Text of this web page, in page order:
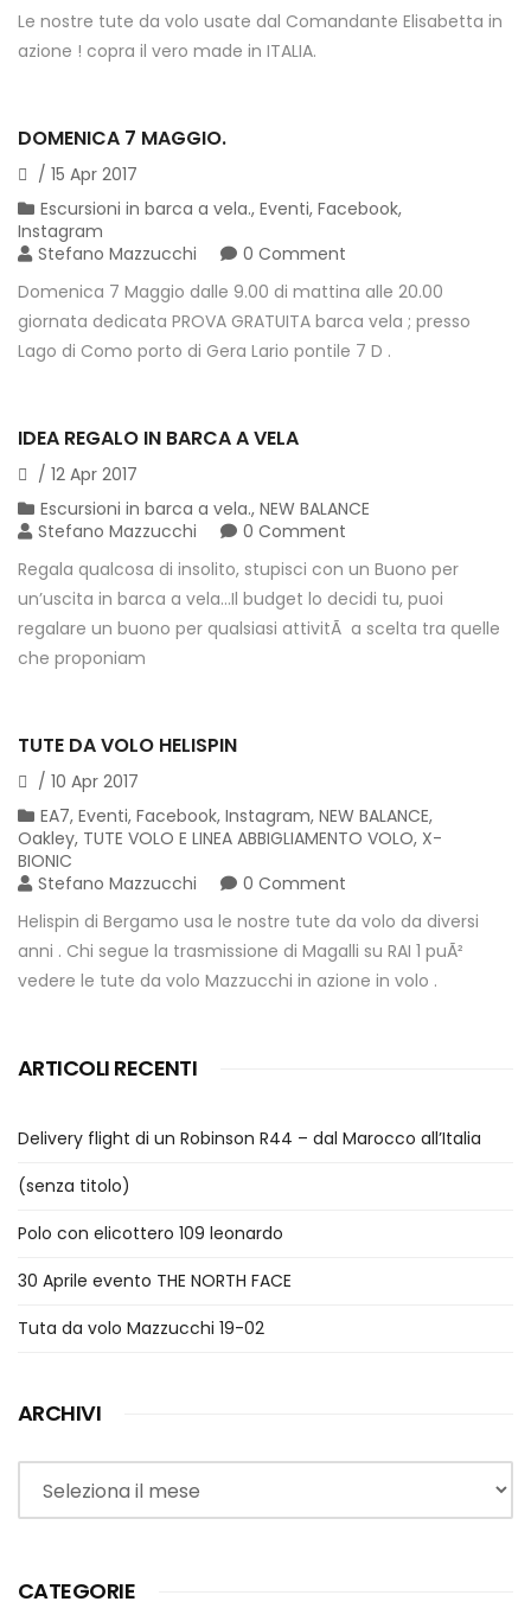
Le nostre tute da volo usate dal Comandante Elisabetta in
azione ! copra il vero made in ITALIA.
DOMENICA 7 MAGGIO.
/ 15 Apr 2017
Escursioni in barca a vela., Eventi, Facebook,
Instagram
Stefano Mazzucchi
0 Comment
Domenica 7 Maggio dalle 9.00 di mattina alle 20.00
giornata dedicata PROVA GRATUITA barca vela ; presso
Lago di Como porto di Gera Lario pontile 7 D .
IDEA REGALO IN BARCA A VELA
/ 12 Apr 2017
Escursioni in barca a vela., NEW BALANCE
Stefano Mazzucchi
0 Comment
Regala qualcosa di insolito, stupisci con un Buono per
un’uscita in barca a vela…Il budget lo decidi tu, puoi
regalare un buono per qualsiasi attivitÃ a scelta tra quelle
che proponiam
TUTE DA VOLO HELISPIN
/ 10 Apr 2017
EA7, Eventi, Facebook, Instagram, NEW BALANCE,
Oakley, TUTE VOLO E LINEA ABBIGLIAMENTO VOLO, X-
BIONIC
Stefano Mazzucchi
0 Comment
Helispin di Bergamo usa le nostre tute da volo da diversi
anni . Chi segue la trasmissione di Magalli su RAI 1 puÃ²
vedere le tute da volo Mazzucchi in azione in volo .
ARTICOLI RECENTI
Delivery flight di un Robinson R44 – dal Marocco all’Italia
(senza titolo)
Polo con elicottero 109 leonardo
30 Aprile evento THE NORTH FACE
Tuta da volo Mazzucchi 19-02
ARCHIVI
Archivi
CATEGORIE